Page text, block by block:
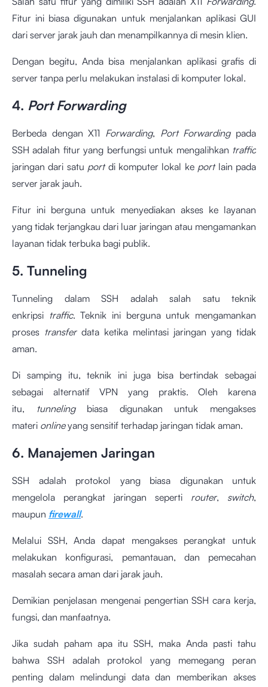
Fitur ini biasa digunakan untuk menjalankan aplikasi GUI
dari server jarak jauh dan menampilkannya di mesin klien.
Dengan begitu, Anda bisa menjalankan aplikasi grafis di
server tanpa perlu melakukan instalasi di komputer lokal.
4. Port Forwarding
Berbeda dengan X11 Forwarding, Port Forwardingpada
SSH adalah fitur yang berfungsi untuk mengalihkan traffic
jaringan dari satu portdi komputer lokal ke portlain pada
server jarak jauh.
Fitur ini berguna untuk menyediakan akses ke layanan
yang tidak terjangkau dari luar jaringan atau mengamankan
layanan tidak terbuka bagi publik.
5. Tunneling
Tunneling dalam SSH adalah salah satu teknik
enkripsi traffic. Teknik ini berguna untuk mengamankan
proses transfer data ketika melintasi jaringan yang tidak
aman.
Di samping itu, teknik ini juga bisa bertindak sebagai
sebagai alternatif VPN yang praktis. Oleh karena
itu,
tunneling biasa digunakan untuk mengakses
materi onlineyang sensitif terhadap jaringan tidak aman.
6. Manajemen Jaringan
SSH adalah protokol yang biasa digunakan untuk
mengelola perangkat jaringan seperti router, switch,
maupun firewall.
Melalui SSH, Anda dapat mengakses perangkat untuk
melakukan konfigurasi, pemantauan, dan pemecahan
masalah secara aman dari jarak jauh.
Demikian penjelasan mengenai pengertian SSH cara kerja,
fungsi, dan manfaatnya.
Jika sudah paham apa itu SSH, maka Anda pasti tahu
bahwa SSH adalah protokol yang memegang peran
penting dalam melindungi data dan memberikan akses